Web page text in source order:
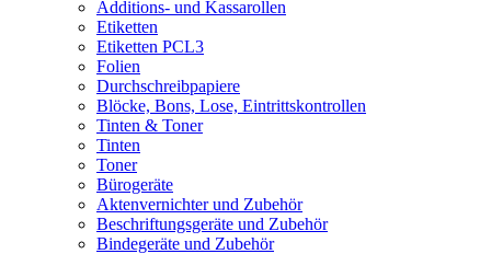
Additions- und Kassarollen
Etiketten
Etiketten PCL3
Folien
Durchschreibpapiere
Blöcke, Bons, Lose, Eintrittskontrollen
Tinten & Toner
Tinten
Toner
Bürogeräte
Aktenvernichter und Zubehör
Beschriftungsgeräte und Zubehör
Bindegeräte und Zubehör